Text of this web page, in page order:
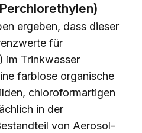
ergeben, dass dieser
für
im Trinkwasser
farblose organische
chloroformartigen
in der
von Aerosol-